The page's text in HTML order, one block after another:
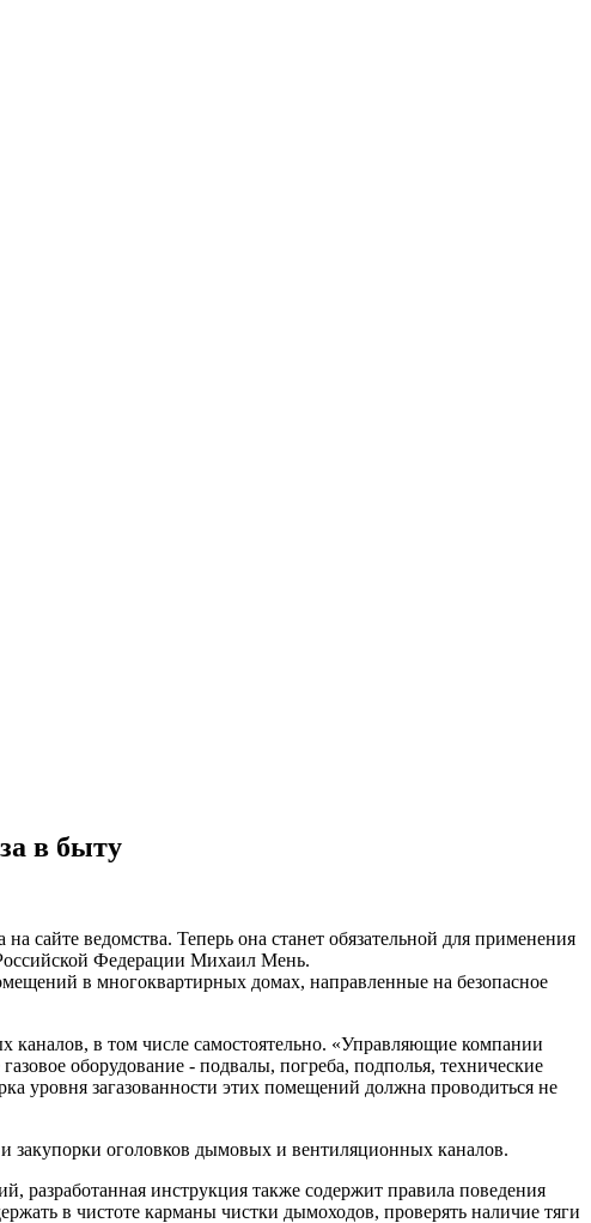
в быту
сайте ведомства. Теперь она станет обязательной для применения
Федерации Михаил Мень.
в многоквартирных домах, направленные на безопасное
в том числе самостоятельно. «Управляющие компании
оборудование - подвалы, погреба, подполья, технические
уровня загазованности этих помещений должна проводиться не
закупорки оголовков дымовых и вентиляционных каналов.
разработанная инструкция также содержит правила поведения
в чистоте карманы чистки дымоходов, проверять наличие тяги